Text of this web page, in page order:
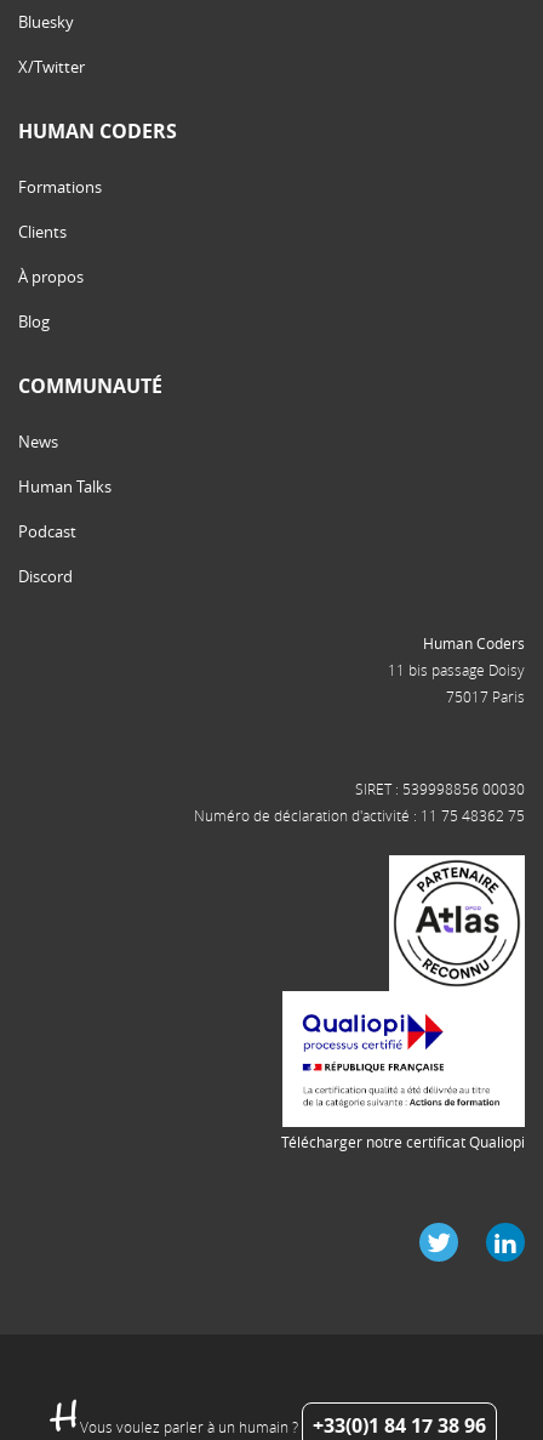
Bluesky
X/Twitter
HUMAN CODERS
Formations
Clients
À propos
Blog
COMMUNAUTÉ
News
Human Talks
Podcast
Discord
Human Coders
11 bis passage Doisy
75017 Paris
SIRET : 539998856 00030
Numéro de déclaration d'activité : 11 75 48362 75
Télécharger notre certificat Qualiopi
Vous voulez parler à un humain ? +33(0)1 84 17 38 96